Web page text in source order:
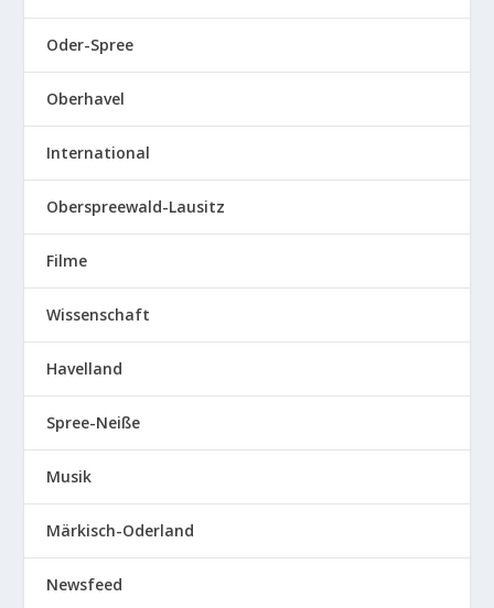
Oder-Spree
Oberhavel
International
Oberspreewald-Lausitz
Filme
Wissenschaft
Havelland
Spree-Neiße
Musik
Märkisch-Oderland
Newsfeed